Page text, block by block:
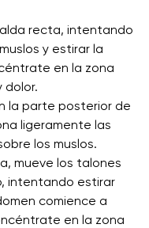
recta, intentando
y estirar la
en la zona
dolor.
la parte posterior de
ligeramente las
los muslos.
mueve los talones
intentando estirar
comience a
en la zona